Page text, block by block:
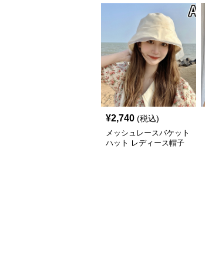
¥2,740 (税込)
メッシュレースバケット
ハット レディース帽子